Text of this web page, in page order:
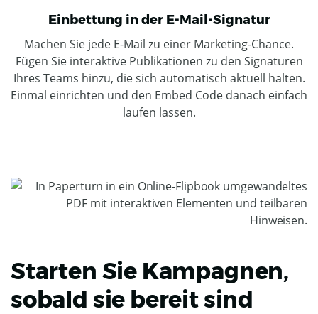
Einbettung in der E-Mail-Signatur
Machen Sie jede E-Mail zu einer Marketing-Chance.
Fügen Sie interaktive Publikationen zu den Signaturen
Ihres Teams hinzu, die sich automatisch aktuell halten.
Einmal einrichten und den Embed Code danach einfach
laufen lassen.
Starten Sie Kampagnen,
sobald sie bereit sind